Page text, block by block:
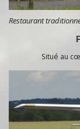
Restaurant
Situé au